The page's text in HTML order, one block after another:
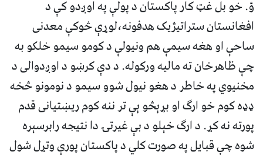
ؤ. خو بل غټ کار پاکستان د پولې په اوږدو کې د
افغانستان ستراتيژيک هدفونه،لوړې څوکې معدنی
ساحې او هغه سيمې هم ونيولې د کومو سيمو خلکو به
چې ظاهرخان ته ماليه ورکوله. د دې کرښو د اوږدوالی د
مخنيوي په خاطر د هغو نيول شوو سيمو د نومونو څخه
ډډه کوم خو ارګ او بړېڅو ېې تر ننه کوم ريښتيانی قدم
پورته نه کړ. د ارګ خېلو د بې غيرتۍ دا نتيجه رابرسېره
شوه چې قبايل په صورت کلي د پاکستان پورې وتړل شول